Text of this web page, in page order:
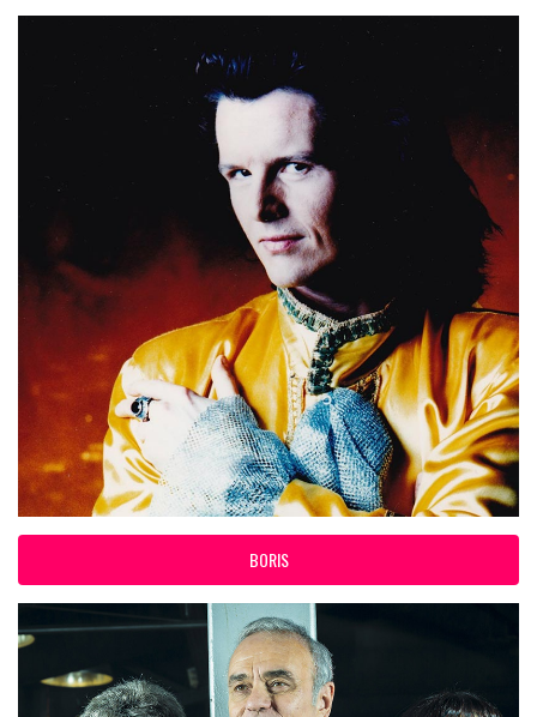
BORIS